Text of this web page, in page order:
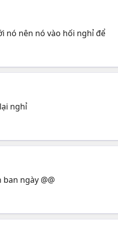
nó nên nó vào hối nghỉ để
nghỉ
ngày @@